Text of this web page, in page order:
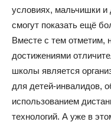
условиях, мальчишки и
смогут показать ещё
Вместе с тем отметим,
достижениями
школы является
для детей-инвалидов,
использованием
технологий. А уже в